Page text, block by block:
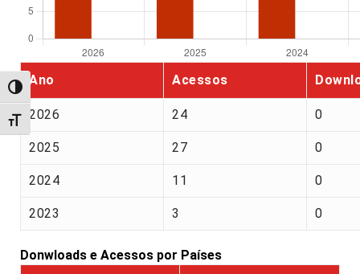
Alternar alto contraste
Alternar tamanho da fonte
Ano Acessos
2026 24 0
2025 27 0
2024 11 0
2023 3 0
Donwloads e Acessos por Países